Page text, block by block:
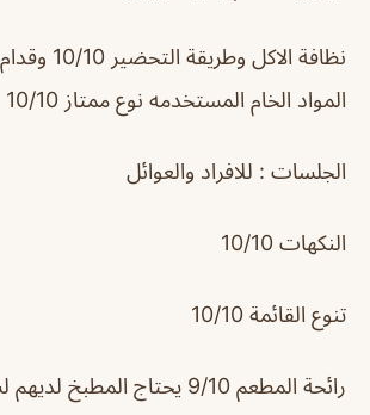
نظافة الاكل وطريقة التحضير 10/10 وقدام عين العميل👍
المواد الخام المستخدمه نوع ممتاز 10/10
الجلسات : للافراد والعوائل
النكهات 10/10
تنوع القائمة 10/10
رائحة المطعم 9/10 يحتاج المطبخ